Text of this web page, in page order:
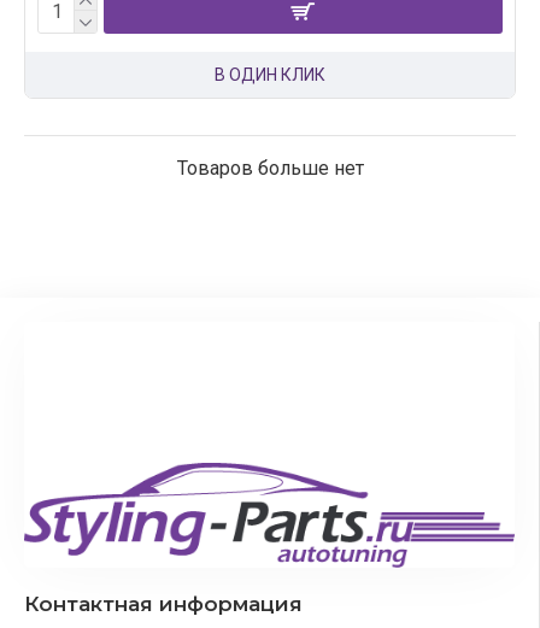
В ОДИН КЛИК
Товаров больше нет
Контактная информация